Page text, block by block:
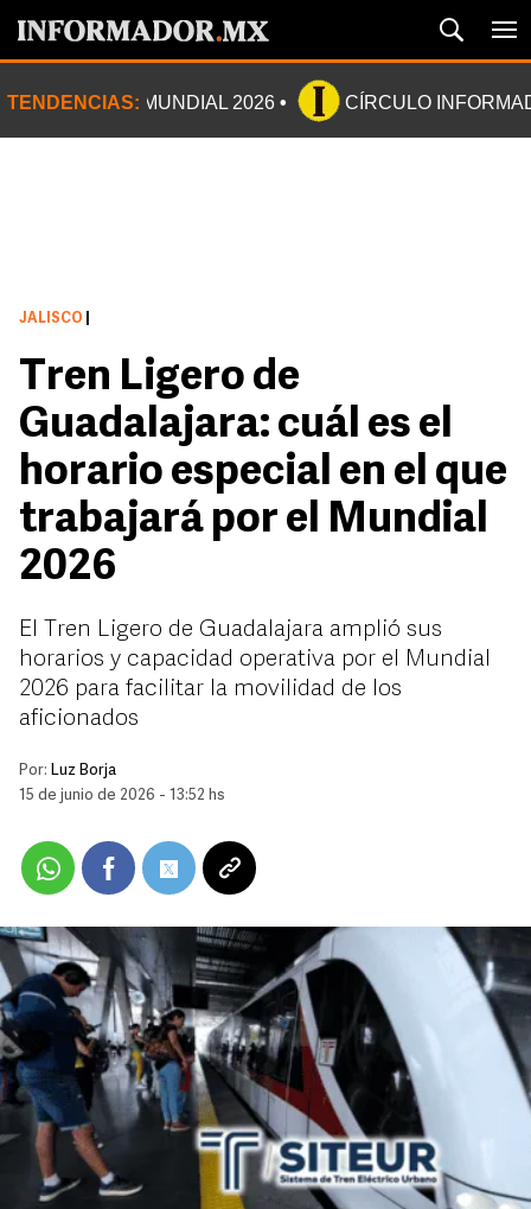
TENDENCIAS: MUNDIAL 2026 CÍRCULO
JALISCO
Tren Ligero de
Guadalajara: cuál es el
horario especial en el que
trabajará por el Mundial
2026
El Tren Ligero de Guadalajara amplió sus
horarios y capacidad operativa por el Mundial
2026 para facilitar la movilidad de los
aficionados
Por: Luz Borja
15 de junio de 2026 - 13:52 hs